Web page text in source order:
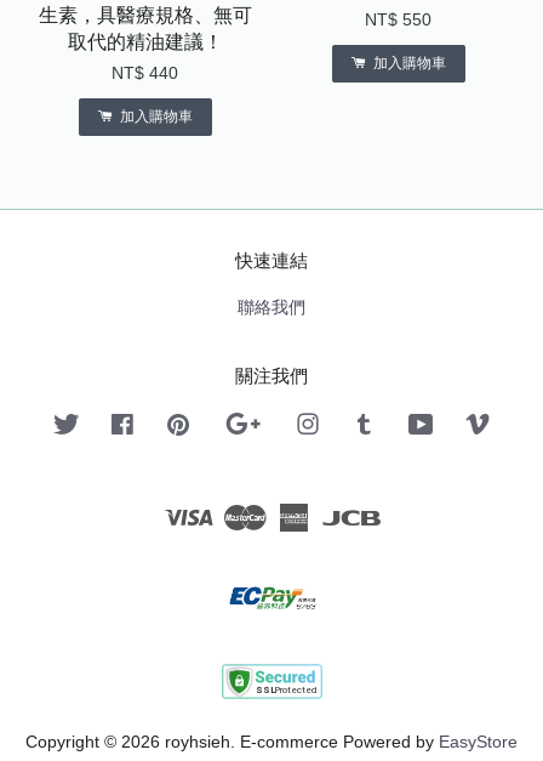
生素，具醫療規格、無可
取代的精油建議！
NT$ 440
加入購物車
NT$ 550
加入購物車
快速連結
聯絡我們
關注我們
Twitter FacebookPinterest Google InstagramTumblr YouTube
Visa Master American
Copyright © 2026 royhsieh. E-commerce Powered by EasyStore